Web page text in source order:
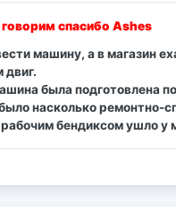
спасибо Ashes
машину, а в магазин
двиг.
была подготовлена
насколько ремонтно-
рабочим бендиксом ушло